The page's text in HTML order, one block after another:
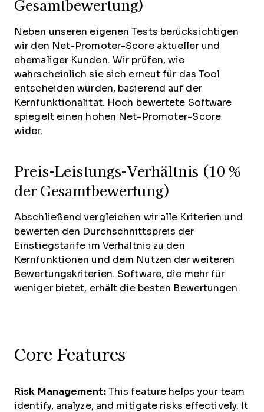
Gesamtbewertung)
Neben unseren eigenen Tests berücksichtigen
wir den Net-Promoter-Score aktueller und
ehemaliger Kunden. Wir prüfen, wie
wahrscheinlich sie sich erneut für das Tool
entscheiden würden, basierend auf der
Kernfunktionalität. Hoch bewertete Software
spiegelt einen hohen Net-Promoter-Score
wider.
Preis-Leistungs-Verhältnis (10 %
der Gesamtbewertung)
Abschließend vergleichen wir alle Kriterien und
bewerten den Durchschnittspreis der
Einstiegstarife im Verhältnis zu den
Kernfunktionen und dem Nutzen der weiteren
Bewertungskriterien. Software, die mehr für
weniger bietet, erhält die besten Bewertungen.
Core Features
Risk Management:This feature helps your team
identify, analyze, and mitigate risks effectively. It